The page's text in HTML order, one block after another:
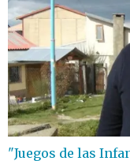
"Juegos de las